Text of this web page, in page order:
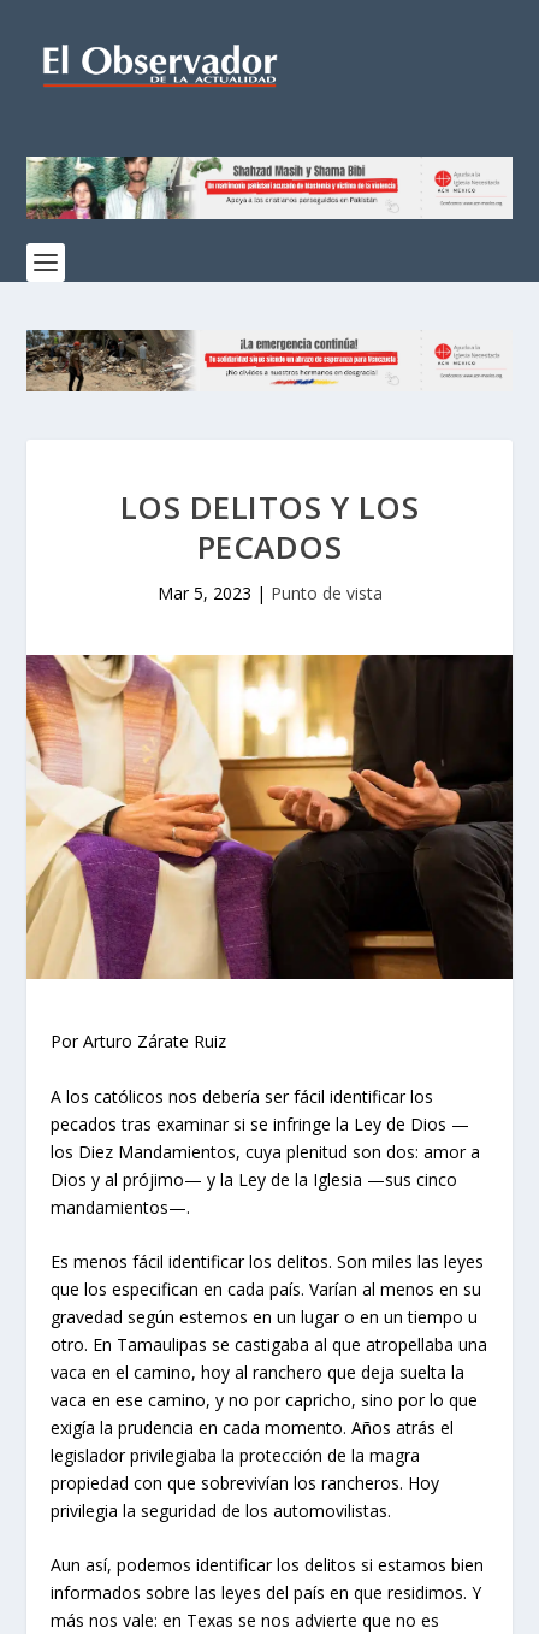
LOS DELITOS Y LOS
PECADOS
Mar 5, 2023 | Punto de vista
Por Arturo Zárate Ruiz
A los católicos nos debería ser fácil identificar los
pecados tras examinar si se infringe la Ley de Dios —
los Diez Mandamientos, cuya plenitud son dos: amor a
Dios y al prójimo— y la Ley de la Iglesia —sus cinco
mandamientos—.
Es menos fácil identificar los delitos. Son miles las leyes
que los especifican en cada país. Varían al menos en su
gravedad según estemos en un lugar o en un tiempo u
otro. En Tamaulipas se castigaba al que atropellaba una
vaca en el camino, hoy al ranchero que deja suelta la
vaca en ese camino, y no por capricho, sino por lo que
exigía la prudencia en cada momento. Años atrás el
legislador privilegiaba la protección de la magra
propiedad con que sobrevivían los rancheros. Hoy
privilegia la seguridad de los automovilistas.
Aun así, podemos identificar los delitos si estamos bien
informados sobre las leyes del país en que residimos. Y
más nos vale: en Texas se nos advierte que no es